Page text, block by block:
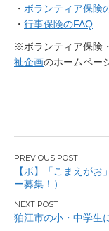
・ ボランティア保険
・ 行事保険のFAQ
※ボランティア保険
祉企画のホームペー
投
稿
ナ
【ボ】「こまえが
ー募集！）
狛江市の小・中学生